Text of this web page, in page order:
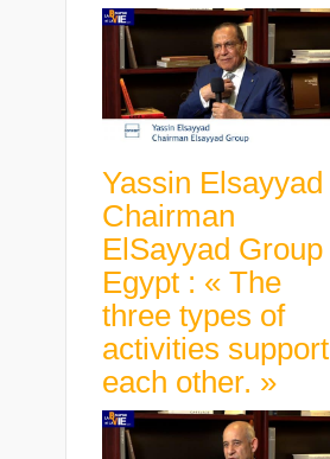
Yassin Elsayyad
Chairman
ElSayyad Group
Egypt : « The
three types of
activities support
each other. »